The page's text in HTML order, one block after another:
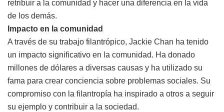
retribuir a la comunidad y hacer una diferencia en la vida
de los demás.
Impacto en la comunidad
A través de su trabajo filantrópico, Jackie Chan ha tenido
un impacto significativo en la comunidad. Ha donado
millones de dólares a diversas causas y ha utilizado su
fama para crear conciencia sobre problemas sociales. Su
compromiso con la filantropía ha inspirado a otros a seguir
su ejemplo y contribuir a la sociedad.